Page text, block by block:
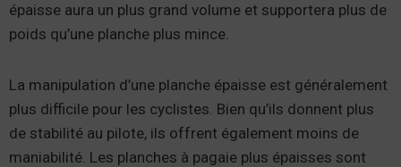
épaisse aura un plus grand volume et supportera plus de
poids qu’une planche plus mince.
La manipulation d’une planche épaisse est généralement
plus difficile pour les cyclistes. Bien qu’ils donnent plus
de stabilité au pilote, ils offrent également moins de
maniabilité. Les planches à pagaie plus épaisses sont